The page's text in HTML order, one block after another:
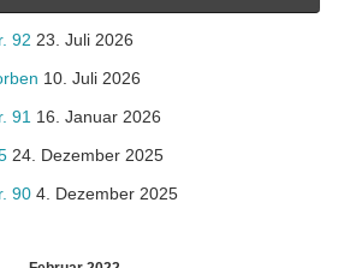
92 23. Juli 2026
10. Juli 2026
91 16. Januar 2026
24. Dezember 2025
90 4. Dezember 2025